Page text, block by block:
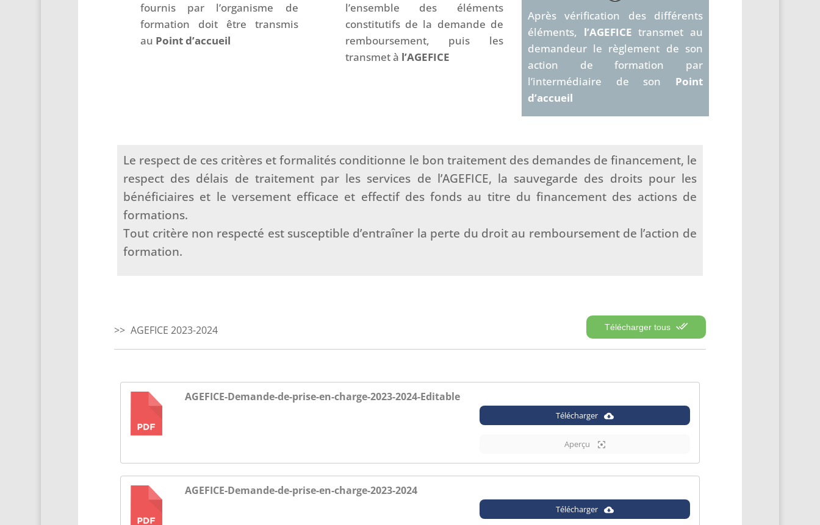
fournis par l’organisme de
formation doit être transmis
au Pointd’accueil
l’ensemble des éléments
constitutifs de la demande de
remboursement, puis les
transmet à l’AGEFICE
Après vérification des différents
éléments, l’AGEFICEtransmet au
demandeur le règlement de son
action de formation par
l’intermédiaire de son Point
d’accueil
Le respect de ces critères et formalités conditionne le bon traitement des demandes de financement, le
respect des délais de traitement par les services de l’AGEFICE, la sauvegarde des droits pour les
bénéficiaires et le versement efficace et effectif des fonds au titre du financement des actions de
formations.
Tout critère non respecté est susceptible d’entraîner la perte du droit au remboursement de l’action de
formation.
Télécharger tous
AGEFICE 2023-2024
AGEFICE-Demande-de-prise-en-charge-2023-2024-Editable
Télécharger
Aperçu
AGEFICE-Demande-de-prise-en-charge-2023-2024
Télécharger